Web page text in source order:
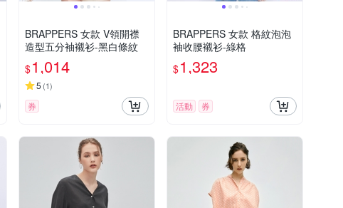
BRAPPERS 女款 V領開襟
造型五分袖襯衫-黑白條紋
$1,014
5 (1)
券
BRAPPERS 女款 格紋泡泡
袖收腰襯衫-綠格
$1,323
活動 券